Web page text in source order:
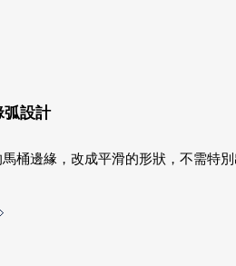
弧設計
桶邊緣，改成平滑的形狀，不需特